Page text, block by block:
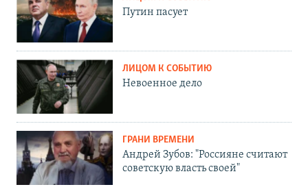
Путин пасует
ЛИЦОМ К СОБЫТИЮ
Невоенное дело
ГРАНИ ВРЕМЕНИ
Андрей Зубов: "Россияне считают
советскую власть своей"